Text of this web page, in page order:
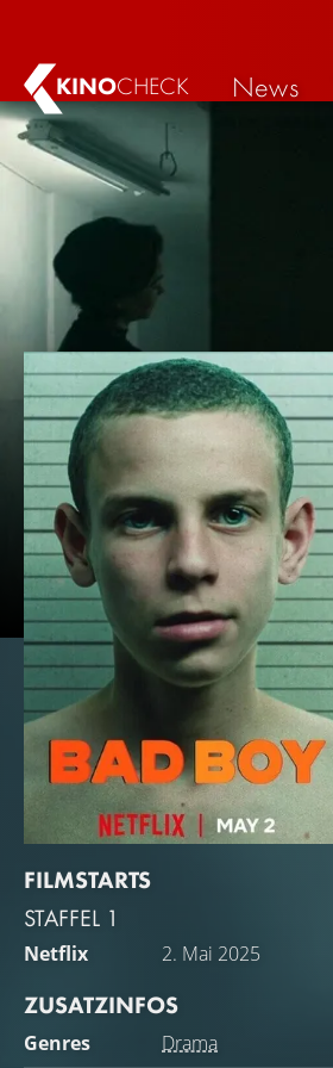
KINOCHECK News
FILMSTARTS
STAFFEL 1
Netflix 2. Mai 2025
ZUSATZINFOS
Genres Drama